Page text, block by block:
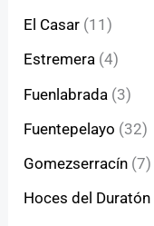
El Casar (11)
Estremera (4)
Fuenlabrada (3)
Fuentepelayo (32)
Gomezserracín (7)
Hoces del Duratón